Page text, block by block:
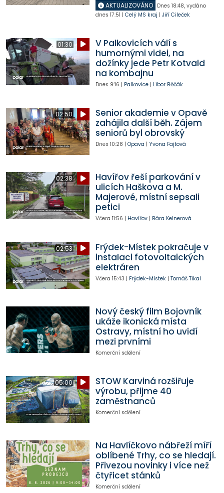
AKTUALIZOVÁNO Dnes 18:48, vydáno
dnes 17:51 | Celý MS kraj | Jiří Cileček
01:30
V Palkovicích válí s
humornými videi, na
dožínky jede Petr Kotvald
na kombajnu
Dnes 9:16 | Palkovice| Libor Běčák
02:50
Senior akademie v Opavě
zahájila další běh. Zájem
seniorů byl obrovský
Dnes 10:28 | Opava | Yvona Fajtová
02:38
Havířov řeší parkování v
ulicích Haškova a M.
Majerové, místní sepsali
petici
Včera 11:56 | Havířov| Bára Kelnerová
02:53
Frýdek-Místek pokračuje v
instalaci fotovoltaických
elektráren
Včera 15:43 | Frýdek-Místek| Tomáš Tikal
Nový český film Bojovník
ukáže ikonická místa
Ostravy, místní ho uvidí
mezi prvními
Komerční sdělení
05:00
STOW Karviná rozšiřuje
výrobu, přijme 40
zaměstnanců
Komerční sdělení
Na Havlíčkovo nábřeží míří
oblíbené Trhy, co se hledají.
Přivezou novinky i více než
čtyřicet stánků
Komerční sdělení